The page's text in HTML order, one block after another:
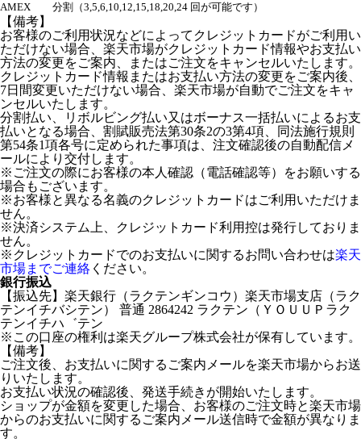
AMEX
分割（3,5,6,10,12,15,18,20,24 回が可能です）
【備考】
お客様のご利用状況などによってクレジットカードがご利用い
ただけない場合、楽天市場がクレジットカード情報やお支払い
方法の変更をご案内、またはご注文をキャンセルいたします。
クレジットカード情報またはお支払い方法の変更をご案内後、
7日間変更いただけない場合、楽天市場が自動でご注文をキャ
ンセルいたします。
分割払い、リボルビング払い又はボーナス一括払いによるお支
払いとなる場合、割賦販売法第30条2の3第4項、同法施行規則
第54条1項各号に定められた事項は、注文確認後の自動配信メ
ールにより交付します。
※ご注文の際にお客様の本人確認（電話確認等）をお願いする
場合もございます。
※お客様と異なる名義のクレジットカードはご利用いただけま
せん。
※決済システム上、クレジットカード利用控は発行しておりま
せん。
※クレジットカードでのお支払いに関するお問い合わせは楽天
市場までご連絡 ください。
銀行振込
【振込先】楽天銀行（ラクテンギンコウ）楽天市場支店（ラク
テンイチバシテン） 普通 2864242 ラクテン（ＹＯＵＵＰラク
テンイチハ゛テン
※この口座の権利は楽天グループ株式会社が保有しています。
【備考】
ご注文後、お支払いに関するご案内メールを楽天市場からお送
りいたします。
お支払い状況の確認後、発送手続きが開始いたします。
ショップが金額を変更した場合、お客様のご注文時と楽天市場
からのお支払いに関するご案内メール送信時で金額が異なりま
す。